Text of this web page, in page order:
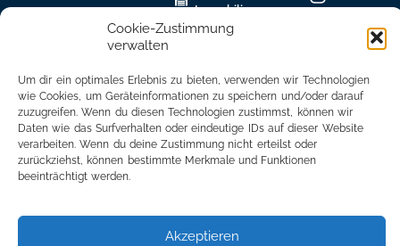
Cookie-Zustimmung
verwalten
Um dir ein optimales Erlebnis zu bieten, verwenden wir Technologien
wie Cookies, um Geräteinformationen zu speichern und/oder darauf
zuzugreifen. Wenn du diesen Technologien zustimmst, können wir
Daten wie das Surfverhalten oder eindeutige IDs auf dieser Website
verarbeiten. Wenn du deine Zustimmung nicht erteilst oder
zurückziehst, können bestimmte Merkmale und Funktionen
beeinträchtigt werden.
Akzeptieren
Immobilien
Newsletter
Anmeldung
Mitglied
werden